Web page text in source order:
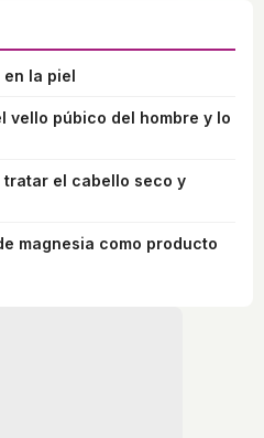
la piel
vello púbico del hombre y lo
el cabello seco y
magnesia como producto